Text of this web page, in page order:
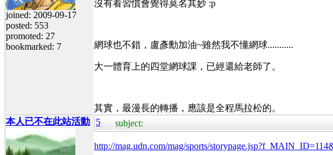
joined: 2009-09-17
posted: 553
promoted: 27
bookmarked: 7
沒有看習慣會覺得莫名其妙 :p
網球也不錯，盧彥勳加油~雖然我不懂網球...........
大一體育上的四堂網球課，已經還給老師了。
其實，最漫長的轉播，應該是全程馬拉松的。
本人已不在此站活動
5 subject:
http://mag.udn.com/mag/sports/